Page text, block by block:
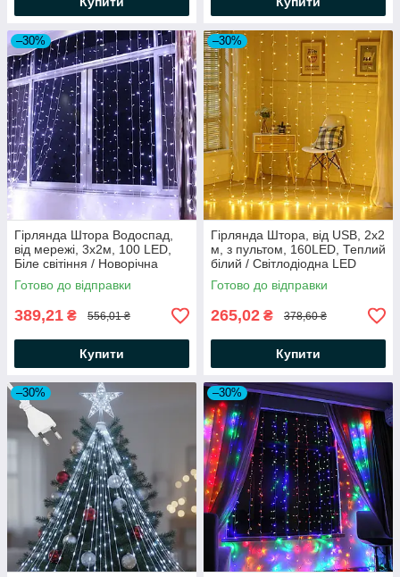
–30%
Гірлянда Штора Водоспад,
від мережі, 3х2м, 100 LED,
Біле світіння / Новорічна
гірлянда на вікно
Готово до відправки
389,21 ₴ 556,01 ₴
Купити
–30%
Гірлянда Штора, від USB, 2х2
м, з пультом, 160LED, Теплий
білий / Світлодіодна LED
гірлянда / Новорічна гірлянда
на вікно
Готово до відправки
265,02 ₴ 378,60 ₴
Купити
–30% –30%